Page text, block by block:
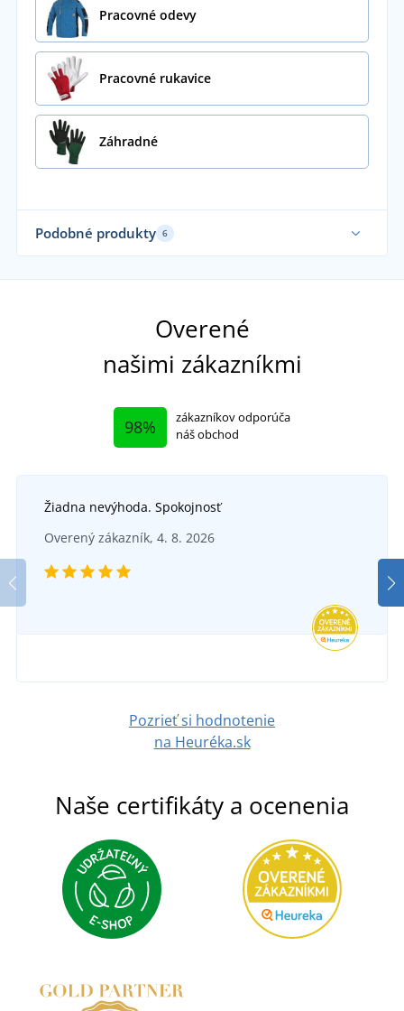
Pracovné odevy
Pracovné rukavice
Záhradné
Podobné produkty 6
Polomáčané rukavice BRITA
0,50 €
DETAIL
Overené
našimi zákazníkmi
98%
zákazníkov odporúča
náš obchod
Žiadna nevýhoda. Spokojnosť
Overený zákazník, 4. 8. 2026
Pozrieť si hodnotenie
na Heuréka.sk
Naše certifikáty a ocenenia